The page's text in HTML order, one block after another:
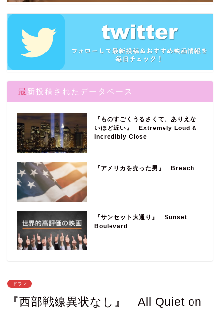
最新投稿されたデータベース
『ものすごくうるさくて、ありえな
いほど近い』 Extremely Loud &
Incredibly Close
『アメリカを売った男』 Breach
『サンセット大通り』 Sunset
Boulevard
ドラマ
『西部戦線異状なし』 All Quiet on